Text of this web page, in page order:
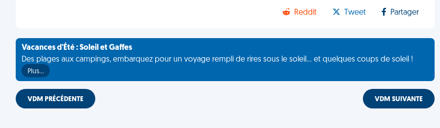
Reddit Tweet Partager
Vacances d'Été : Soleil et Gaffes
Des plages aux campings, embarquez pour un voyage rempli de rires sous le soleil... et quelques coups de soleil !
Plus…
VDM PRÉCÉDENTE VDM SUIVANTE